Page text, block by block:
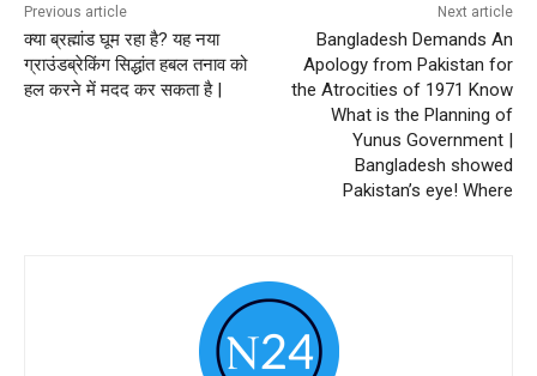
Previous article
क्या ब्रह्मांड घूम रहा है? यह नया
ग्राउंडब्रेकिंग सिद्धांत हबल तनाव को
हल करने में मदद कर सकता है |
Next article
Bangladesh Demands An
Apology from Pakistan for
the Atrocities of 1971 Know
What is the Planning of
Yunus Government |
Bangladesh showed
Pakistan’s eye! Where